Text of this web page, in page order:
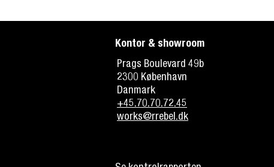
højdepunkt for nordisk
velkommen
Kontor & showroom
Prags Boulevard 49b
2300 København
Danmark
+45.70.70.72.45
works@rrebel.dk